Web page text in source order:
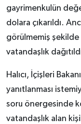
gayrimenkulün
dolara çıkarıldı.
görülmemiş şekilde
vatandaşlık
Halıcı, İçişleri
yanıtlanması
soru önergesinde
vatandaşlık alan